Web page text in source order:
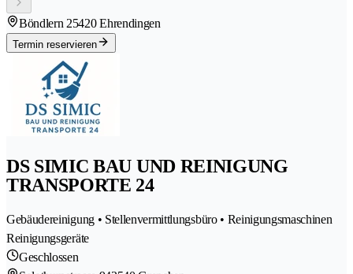
Böndlern 25420 Ehrendingen
Termin reservieren
DS SIMIC BAU UND REINIGUNG
TRANSPORTE 24
Gebäudereinigung • Stellenvermittlungsbüro • Reinigungsmaschinen
Reinigungsgeräte
Geschlossen